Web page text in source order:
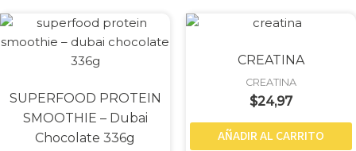
SUPERFOOD PROTEIN
SMOOTHIE – Dubai
Chocolate 336g
CREATINA
CREATINA
$24,97
AÑADIR AL CARRITO